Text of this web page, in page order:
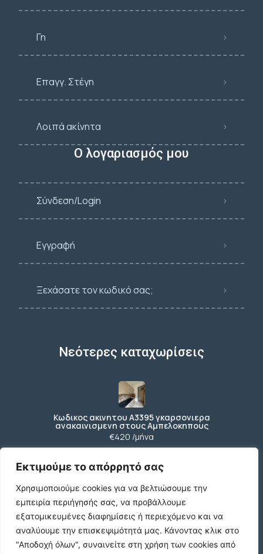
Εκτιμούμε το απόρρητό σας
Χρησιμοποιούμε cookies για να βελτιώσουμε την
εμπειρία περιήγησής σας, να προβάλλουμε
εξατομικευμένες διαφημίσεις ή περιεχόμενο και να
αναλύουμε την επισκεψιμότητά μας. Κάνοντας κλικ στο
"Αποδοχή όλων", συναινείτε στη χρήση των cookies από
Γη
Επαγγ. Στέγη
Λοιπά ακίνητα
Ο λογαριασμός μου
Σύνδεση/Login
Εγγραφή
Ξεχάσατε τον κωδικό σας;
Νεότερες καταχωρίσεις
Κωδικος ακινητου Α3395 γκαρσονιερα
ανακαινισμενη στους Αμπελοκηπους
€420 /μήνα
Κωδικος ακινητου Β4104 διαμερισμα στους
Αμπελοκηπους
€550 /μήνα